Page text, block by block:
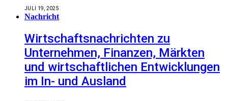
JULI 19, 2025
Nachricht
Wirtschaftsnachrichten zu
Unternehmen, Finanzen, Märkten
und wirtschaftlichen Entwicklungen
im In- und Ausland